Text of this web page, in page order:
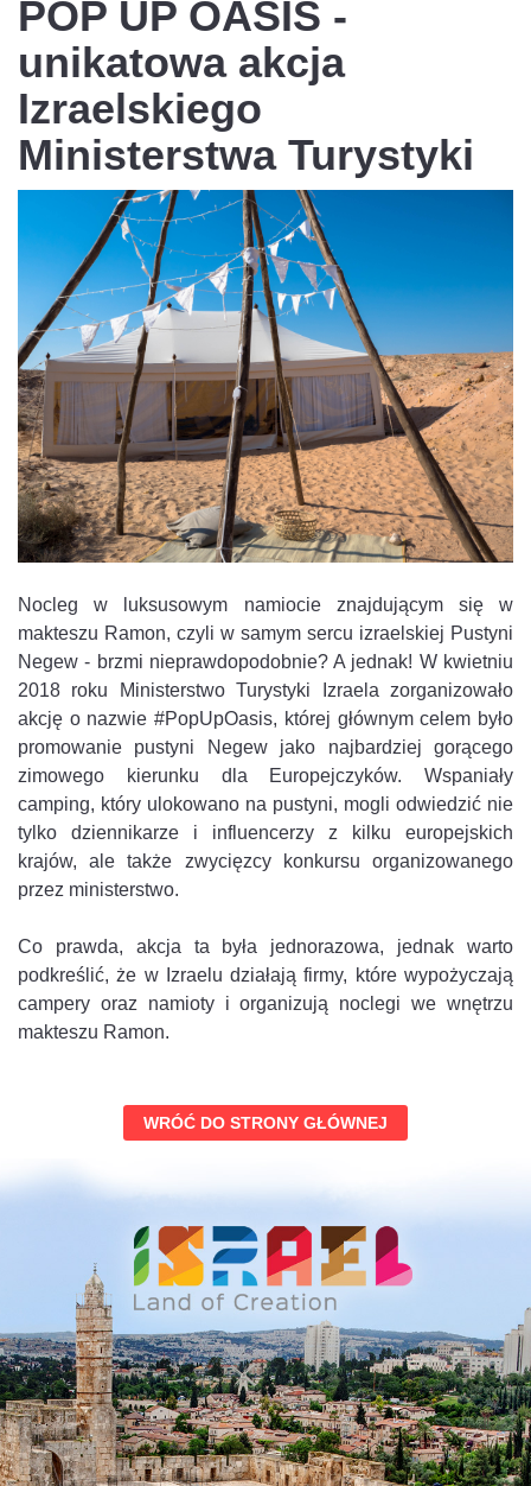
POP UP OASIS -
unikatowa akcja
Izraelskiego
Ministerstwa Turystyki
Nocleg w luksusowym namiocie znajdującym się w
makteszu Ramon, czyli w samym sercu izraelskiej Pustyni
Negew - brzmi nieprawdopodobnie? A jednak! W kwietniu
2018 roku Ministerstwo Turystyki Izraela zorganizowało
akcję o nazwie #PopUpOasis, której głównym celem było
promowanie pustyni Negew jako najbardziej gorącego
zimowego kierunku dla Europejczyków. Wspaniały
camping, który ulokowano na pustyni, mogli odwiedzić nie
tylko dziennikarze i influencerzy z kilku europejskich
krajów, ale także zwycięzcy konkursu organizowanego
przez ministerstwo.
Co prawda, akcja ta była jednorazowa, jednak warto
podkreślić, że w Izraelu działają firmy, które wypożyczają
campery oraz namioty i organizują noclegi we wnętrzu
makteszu Ramon.
WRÓĆ DO STRONY GŁÓWNEJ